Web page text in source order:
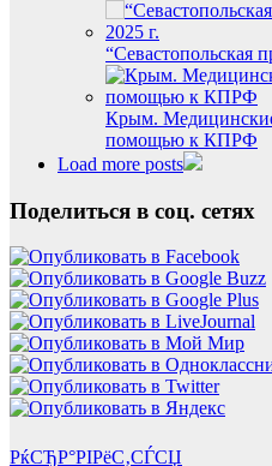
“Севастопольская
Крым.
помощью к КПРФ
Load more posts
Поделиться в соц. сетях
РќСЂР°РІРёС‚СЃСЏ